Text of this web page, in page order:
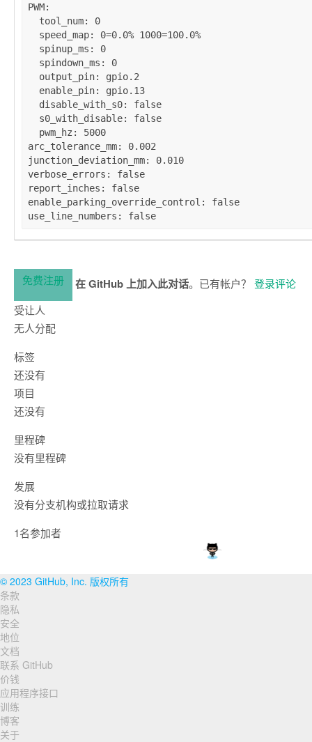
PWM:
tool_num: 0
speed_map: 0=0.0% 1000=100.0%
spinup_ms : 0
spindown_ms : 0
output_pin: gpio.2
enable_pin: gpio.13
disable_with_s0: false
s0_with_disable: false
pwm_hz : 5000
arc_tolerance_mm: 0.002
junction_deviation_mm: 0.010
verbose_errors : false
report_inches : false
enable_parking_override_control : false
use_line_numbers : false
免费注册 在 GitHub 上加入此对话。已有帐户？ 登录评论
受让人
无人分配
标签
还没有
项目
还没有
里程碑
没有里程碑
发展
没有分支机构或拉取请求
1名参加者
© 2023 GitHub, Inc. 版权所有
页
脚
导
航
条款
隐私
安全
地位
文档
联系 GitHub
价钱
应用程序接口
训练
博客
关于